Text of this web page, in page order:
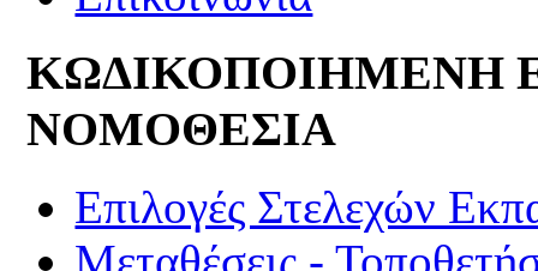
ΚΩΔΙΚΟΠΟΙΗΜΕΝΗ
ΝΟΜΟΘΕΣΙΑ
Επιλογές Στελεχών
Μεταθέσεις -